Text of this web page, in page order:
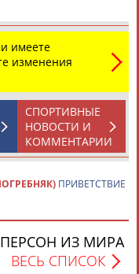
КНОПКИ РЕКЛАМА
inform@infosport.ru
имеете
изменения
СПОРТИВНЫЕ
НОВОСТИ И
КОММЕНТАРИИ
ПРИВЕТСТВИЕ
ИЗ МИРА
ВЕСЬ СПИСОК